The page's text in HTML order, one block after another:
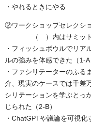
・やれるときにやる
②ワークショップセレクシ
（ ）内はサミットで
・フィッシュボウルでリア
ルの強みを体感できた（1-A
・ファシリテーターのふる
介、現実のケースでは千差
シリテーションを学ぶとっ
じられた（2-B）
・ChatGPTや議論を可視